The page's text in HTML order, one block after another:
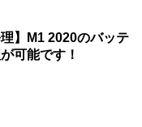
】M1 2020のバッテ
可能です！